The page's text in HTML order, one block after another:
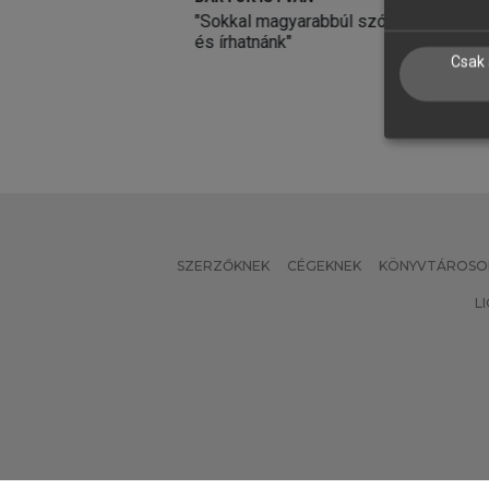
"Sokkal magyarabbúl szólhatnánk
és írhatnánk"
SZERZŐKNEK CÉGEKNEK
Csak